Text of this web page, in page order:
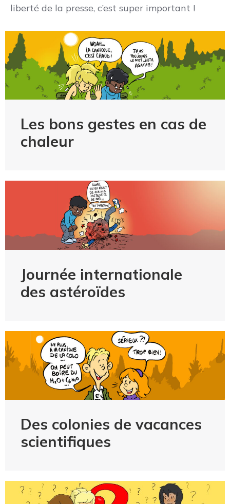
liberté de la presse, c’est super important !
Les bons gestes en cas de
chaleur
Journée internationale
des astéroïdes
Des colonies de vacances
scientifiques